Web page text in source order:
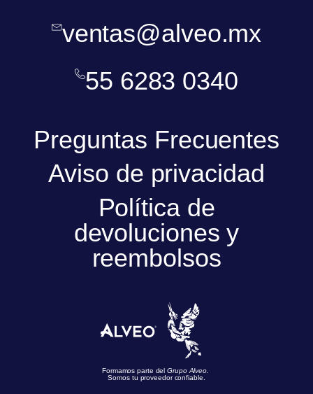
ventas@alveo.mx
55 6283 0340
Preguntas Frecuentes
Aviso de privacidad
Política de
devoluciones y
reembolsos
Formamos parte delGrupo Alveo
Somos tu proveedor confiable.